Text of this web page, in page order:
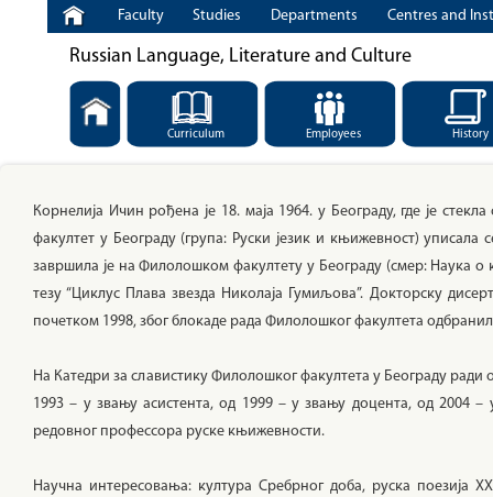
Faculty Studies Departments Centres and
Russian Language, Literature and Culture
Curriculum Employees History
Корнелија Ичин рођена је 18. маја 1964. у Београду, где је
факултет у Београду (група: Руски језик и књижевност) уписала
завршила је на Филолошком факултету у Београду (смер: Наука о
тезу “Циклус Плава звезда Николаја Гумиљова”. Докторску
почетком 1998, због блокаде рада Филолошког факултета
На Катедри за славистику Филолошког факултета у Београду
1993 – у звању асистента, од 1999 – у звању доцента, од 2004
редовног профессора руске књижевности.
Научна интересовања: култура Сребрног доба, руска поезија